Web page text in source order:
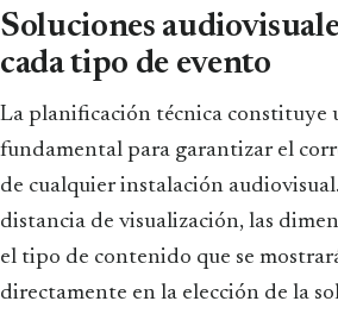
Soluciones
cada tipo de evento
La planificación técnica constituye
fundamental para garantizar el
de cualquier instalación
distancia de visualización, las
el tipo de contenido que se
directamente en la elección de la